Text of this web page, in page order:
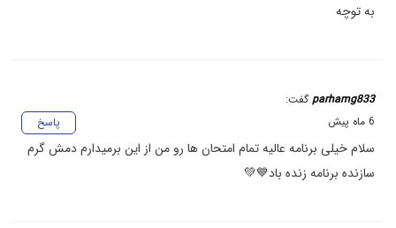
به توچه
parhamg833 گفت:
پاسخ
6 ماه پیش
سلام خیلی برنامه عالیه تمام امتحان ها رو من از این برمیدارم دمش گرم
سازنده برنامه زنده باد💙💚